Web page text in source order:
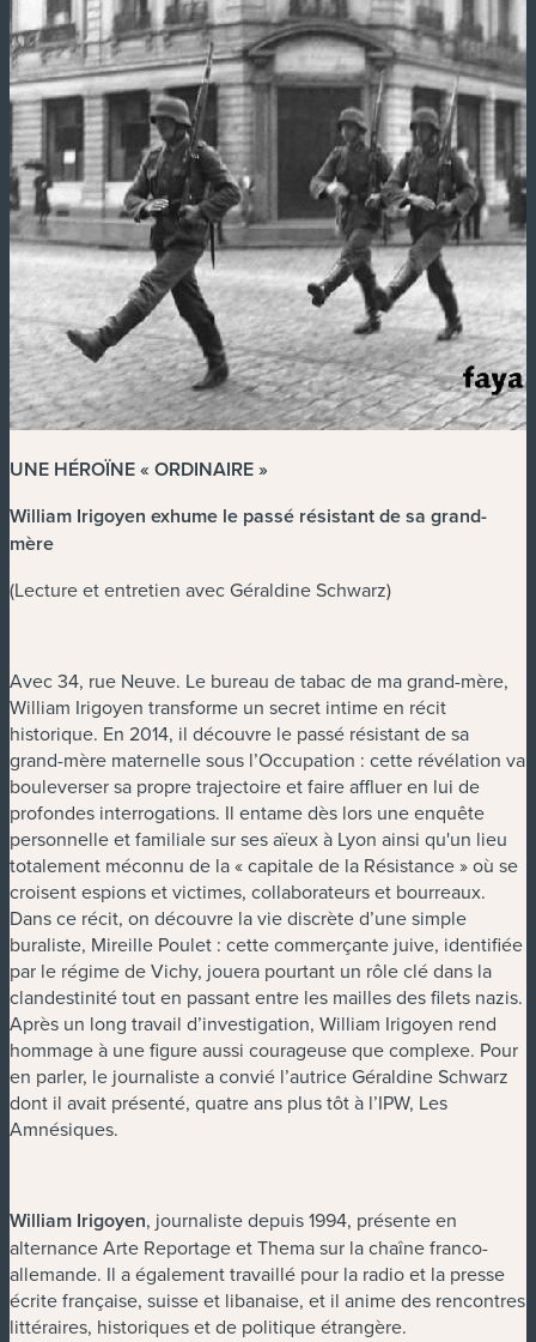
UNE HÉROÏNE « ORDINAIRE »
William Irigoyen exhume le passé résistant de sa grand-
mère
(Lecture et entretien avec Géraldine Schwarz)
Avec 34, rue Neuve. Le bureau de tabac de ma grand-mère,
William Irigoyen transforme un secret intime en récit
historique. En 2014, il découvre le passé résistant de sa
grand-mère maternelle sous l’Occupation : cette révélation va
bouleverser sa propre trajectoire et faire affluer en lui de
profondes interrogations. Il entame dès lors une enquête
personnelle et familiale sur ses aïeux à Lyon ainsi qu'un lieu
totalement méconnu de la « capitale de la Résistance » où se
croisent espions et victimes, collaborateurs et bourreaux.
Dans ce récit, on découvre la vie discrète d’une simple
buraliste, Mireille Poulet : cette commerçante juive, identifiée
par le régime de Vichy, jouera pourtant un rôle clé dans la
clandestinité tout en passant entre les mailles des filets nazis.
Après un long travail d’investigation, William Irigoyen rend
hommage à une figure aussi courageuse que complexe. Pour
en parler, le journaliste a convié l’autrice Géraldine Schwarz
dont il avait présenté, quatre ans plus tôt à l’IPW, Les
Amnésiques.
William Irigoyen, journaliste depuis 1994, présente en
alternance Arte Reportage et Thema sur la chaîne franco-
allemande. Il a également travaillé pour la radio et la presse
écrite française, suisse et libanaise, et il anime des rencontres
littéraires, historiques et de politique étrangère.